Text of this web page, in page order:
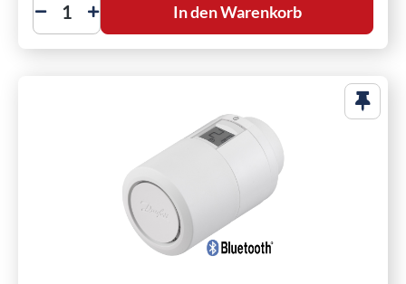
In den Warenkorb